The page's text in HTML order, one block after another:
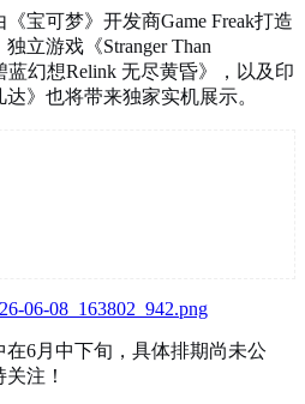
宝可梦》开发商Game Freak打造
立游戏《Stranger Than
蓝幻想Relink 无尽黄昏》，以及印
》也将带来独家实机展示。
6月中下旬，具体排期尚未公
注！